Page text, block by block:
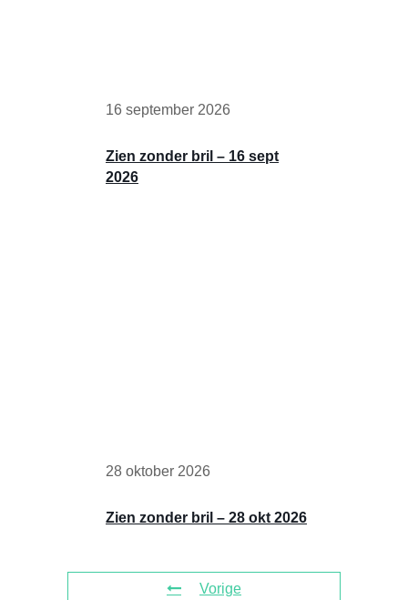
16 september 2026
Zien zonder bril – 16 sept
2026
28 oktober 2026
Zien zonder bril – 28 okt 2026
Vorige